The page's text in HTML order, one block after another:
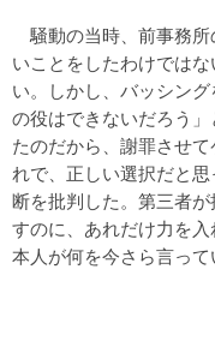
騒動の当時、前事務所
いことをしたわけでは
い。しかし、バッシン
の役はできないだろう
たのだから、謝罪させ
れで、正しい選択だと
断を批判した。第三者
すのに、あれだけ力を
本人が何を今さら言って